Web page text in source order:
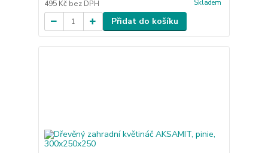
495 Kč bez DPH Skladem
Přidat do košíku